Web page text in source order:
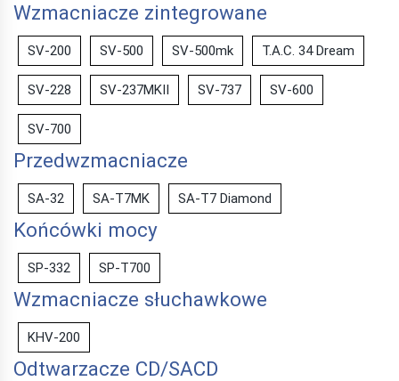
Wzmacniacze zintegrowane
SV-200 SV-500 SV-500mk T.A.C. 34 Dream
SV-228 SV-237MKII SV-737 SV-600
SV-700
Przedwzmacniacze
SA-32 SA-T7MK SA-T7 Diamond
Końcówki mocy
SP-332 SP-T700
Wzmacniacze słuchawkowe
KHV-200
Odtwarzacze CD/SACD